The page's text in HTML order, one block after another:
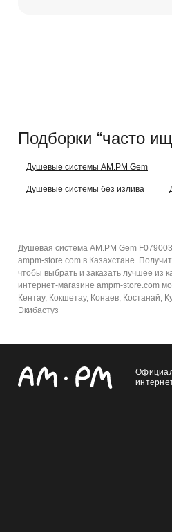
Подборки “часто
Душевые системы AM.PM Gem
Душевые системы без излива
Душевая система AM.PM Gem
ampm-store.com в Казахстане.
чтобы выбрать и заказать лучшее из
интернет-магазине ampm-store.com
Кентау, Кокшетау, Конаев, Костанай,
Экибастуз